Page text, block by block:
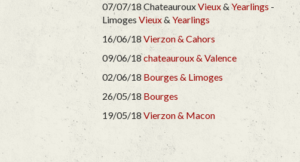
07/07/18 ChateaurouxVieux&Yearlings -
Limoges Vieux& Yearlings
16/06/18 Vierzon & Cahors
09/06/18chateauroux & Valence
02/06/18 Bourges & Limoges
26/05/18 Bourges
19/05/18 Vierzon & Macon